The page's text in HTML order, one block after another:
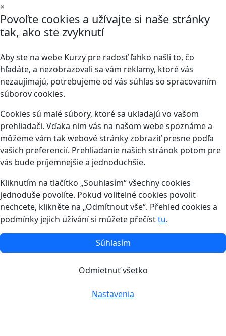
×
Povoľte cookies a užívajte si naše stránky
tak, ako ste zvyknutí
Aby ste na webe Kurzy pre radosť ľahko našli to, čo
hľadáte, a nezobrazovali sa vám reklamy, ktoré vás
nezaujímajú, potrebujeme od vás súhlas so spracovaním
súborov cookies.
Cookies sú malé súbory, ktoré sa ukladajú vo vašom
prehliadači. Vďaka nim vás na našom webe spoznáme a
môžeme vám tak webové stránky zobraziť presne podľa
vašich preferencií. Prehliadanie našich stránok potom pre
vás bude príjemnejšie a jednoduchšie.
Kliknutím na tlačítko „Souhlasím“ všechny cookies
jednoduše povolíte. Pokud volitelné cookies povolit
nechcete, klikněte na „Odmítnout vše“. Přehled cookies a
podmínky jejich užívání si můžete přečísttu.
Súhlasím
Odmietnuť všetko
Nastavenia